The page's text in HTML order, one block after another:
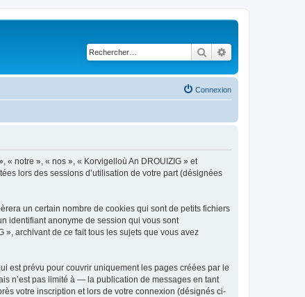
Rechercher
Connexion
notre », « nos », « Korvigelloù An DROUIZIG » et
lors des sessions d’utilisation de votre part (désignées
un certain nombre de cookies qui sont de petits fichiers
identifiant anonyme de session qui vous sont
archivant de ce fait tous les sujets que vous avez
est prévu pour couvrir uniquement les pages créées par le
n’est pas limité à — la publication de messages en tant
votre inscription et lors de votre connexion (désignés ci-